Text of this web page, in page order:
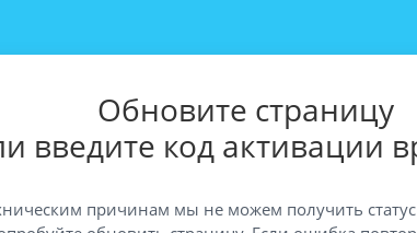
Обновите страницу
введите код активации
причинам мы не можем получить